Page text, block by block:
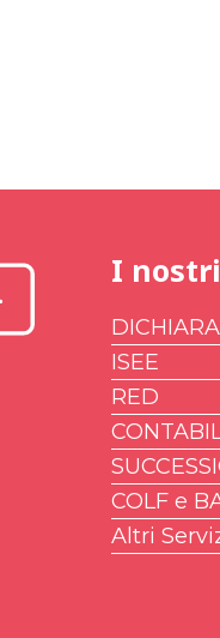
I
ISEE
RED
COLF e
Altri